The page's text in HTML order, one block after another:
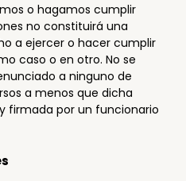
o hagamos cumplir
no constituirá una
a ejercer o hacer cumplir
caso o en otro. No se
a ninguno de
a menos que dicha
firmada por un funcionario